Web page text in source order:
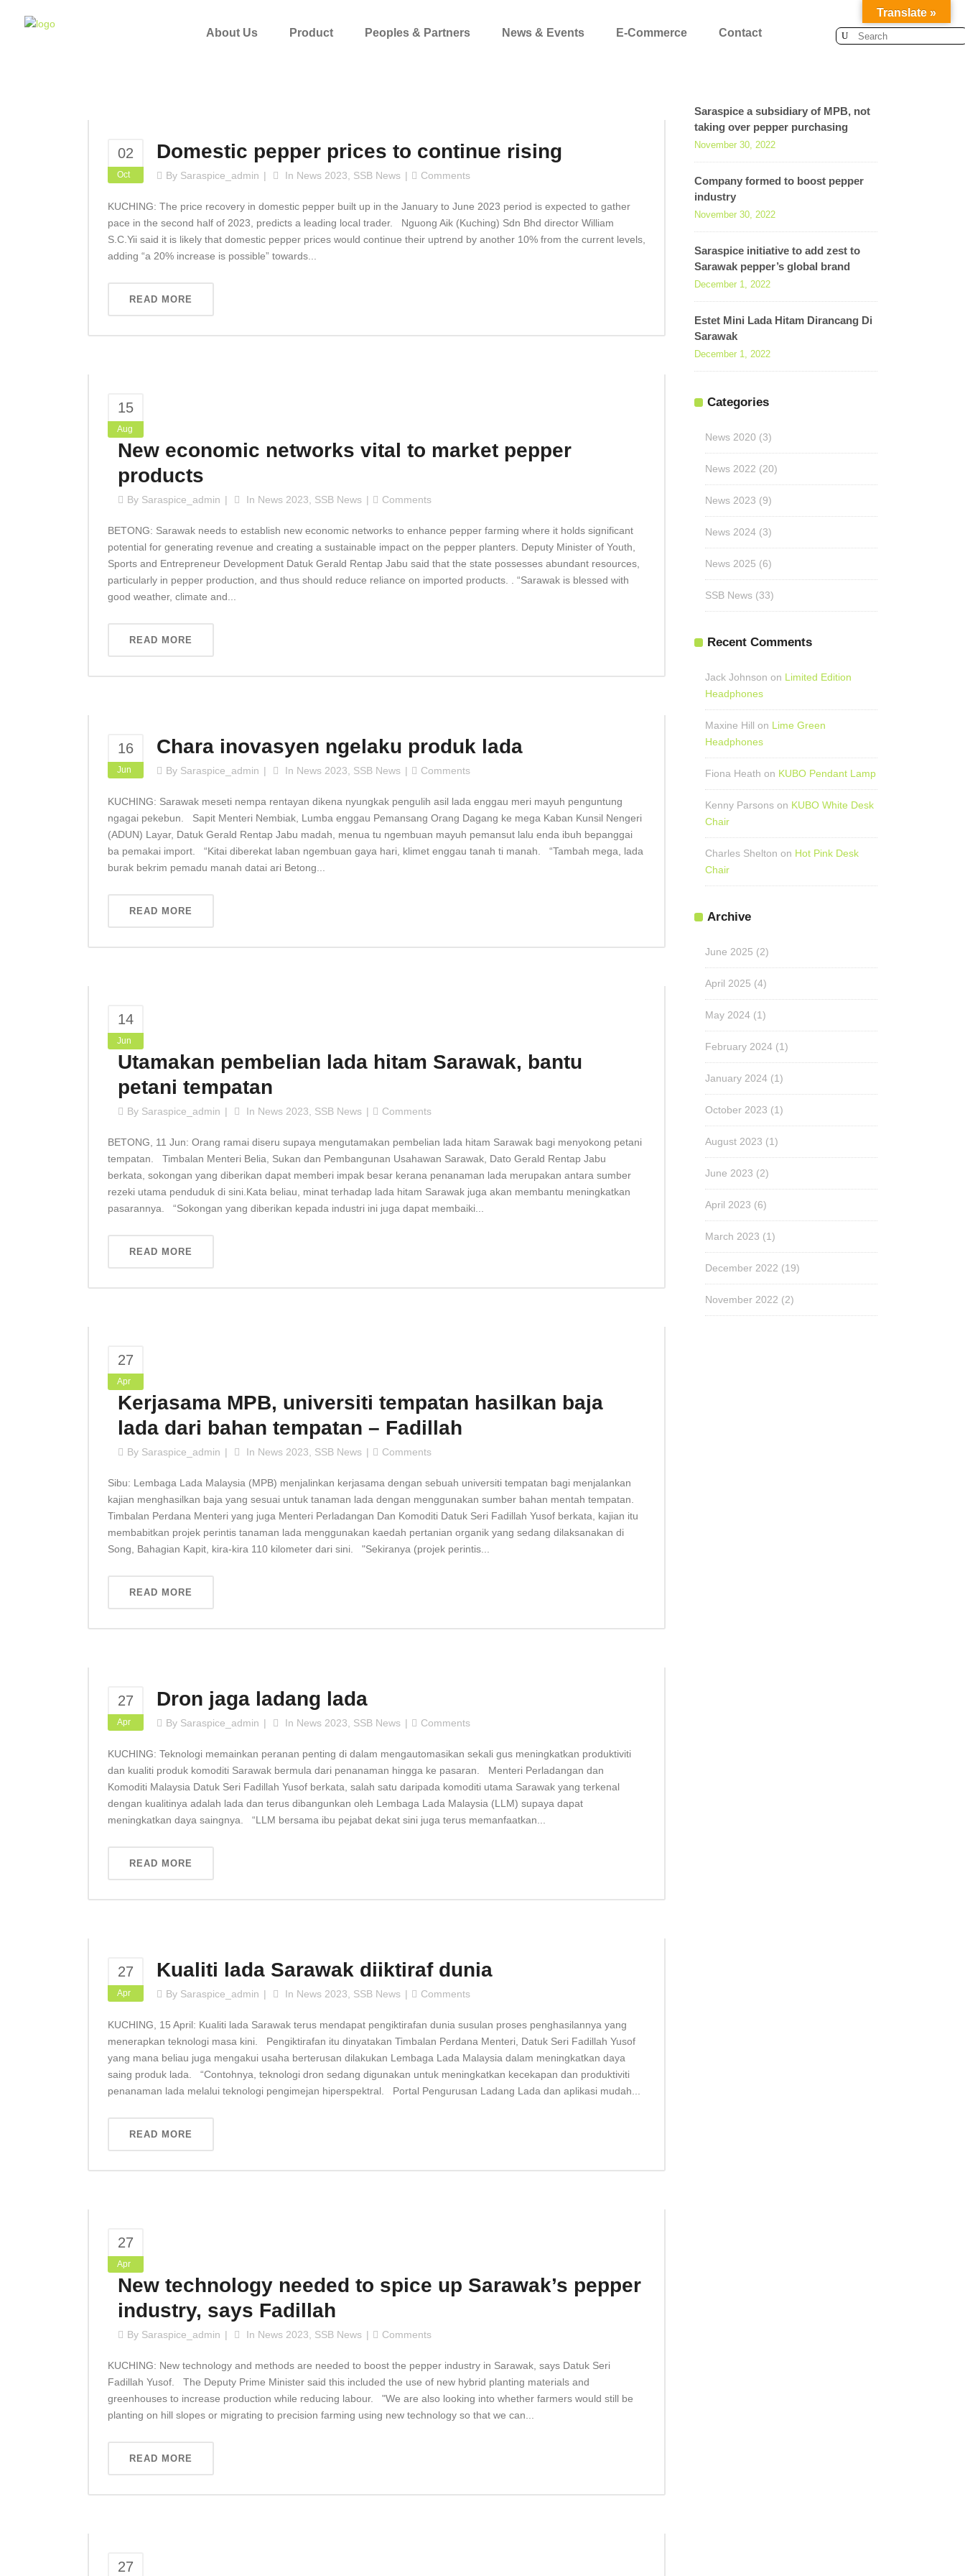
About Us Product Peoples & Partners News & Events E-Commerce Contact
Search
02
Oct
Domestic pepper prices to continue rising
By Saraspice_admin In News 2023 SSB News Comments
KUCHING: The price recovery in domestic pepper built up in the January to June 2023 period is expected to gather
pace in the second half of 2023, predicts a leading local trader. Nguong Aik (Kuching) Sdn Bhd director William
S.C.Yii said it is likely that domestic pepper prices would continue their uptrend by another 10% from the current levels,
adding “a 20% increase is possible” towards...
READ MORE
15
Aug
New economic networks vital to market pepper
products
By Saraspice_admin In News 2023 SSB News Comments
BETONG: Sarawak needs to establish new economic networks to enhance pepper farming where it holds significant
potential for generating revenue and creating a sustainable impact on the pepper planters. Deputy Minister of Youth,
Sports and Entrepreneur Development Datuk Gerald Rentap Jabu said that the state possesses abundant resources,
particularly in pepper production, and thus should reduce reliance on imported products. . “Sarawak is blessed with
good weather, climate and...
READ MORE
16
Jun
Chara inovasyen ngelaku produk lada
By Saraspice_admin In News 2023 SSB News Comments
KUCHING: Sarawak meseti nempa rentayan dikena nyungkak pengulih asil lada enggau meri mayuh penguntung
ngagai pekebun. Sapit Menteri Nembiak, Lumba enggau Pemansang Orang Dagang ke mega Kaban Kunsil Nengeri
(ADUN) Layar, Datuk Gerald Rentap Jabu madah, menua tu ngembuan mayuh pemansut lalu enda ibuh bepanggai
ba pemakai import. “Kitai diberekat laban ngembuan gaya hari, klimet enggau tanah ti manah. “Tambah mega, lada
burak bekrim pemadu manah datai ari Betong...
READ MORE
14
Jun
Utamakan pembelian lada hitam Sarawak, bantu
petani tempatan
By Saraspice_admin In News 2023 SSB News Comments
BETONG, 11 Jun: Orang ramai diseru supaya mengutamakan pembelian lada hitam Sarawak bagi menyokong petani
tempatan. Timbalan Menteri Belia, Sukan dan Pembangunan Usahawan Sarawak, Dato Gerald Rentap Jabu
berkata, sokongan yang diberikan dapat memberi impak besar kerana penanaman lada merupakan antara sumber
rezeki utama penduduk di sini.Kata beliau, minat terhadap lada hitam Sarawak juga akan membantu meningkatkan
pasarannya. “Sokongan yang diberikan kepada industri ini juga dapat membaiki...
READ MORE
27
Apr
Kerjasama MPB, universiti tempatan hasilkan baja
lada dari bahan tempatan – Fadillah
By Saraspice_admin In News 2023 SSB News Comments
Sibu: Lembaga Lada Malaysia (MPB) menjalinkan kerjasama dengan sebuah universiti tempatan bagi menjalankan
kajian menghasilkan baja yang sesuai untuk tanaman lada dengan menggunakan sumber bahan mentah tempatan.
Timbalan Perdana Menteri yang juga Menteri Perladangan Dan Komoditi Datuk Seri Fadillah Yusof berkata, kajian itu
membabitkan projek perintis tanaman lada menggunakan kaedah pertanian organik yang sedang dilaksanakan di
Song, Bahagian Kapit, kira-kira 110 kilometer dari sini. "Sekiranya (projek perintis...
READ MORE
27
Apr
Dron jaga ladang lada
By Saraspice_admin In News 2023 SSB News Comments
KUCHING: Teknologi memainkan peranan penting di dalam mengautomasikan sekali gus meningkatkan produktiviti
dan kualiti produk komoditi Sarawak bermula dari penanaman hingga ke pasaran. Menteri Perladangan dan
Komoditi Malaysia Datuk Seri Fadillah Yusof berkata, salah satu daripada komoditi utama Sarawak yang terkenal
dengan kualitinya adalah lada dan terus dibangunkan oleh Lembaga Lada Malaysia (LLM) supaya dapat
meningkatkan daya saingnya. “LLM bersama ibu pejabat dekat sini juga terus memanfaatkan...
READ MORE
27
Apr
Kualiti lada Sarawak diiktiraf dunia
By Saraspice_admin In News 2023 SSB News Comments
KUCHING, 15 April: Kualiti lada Sarawak terus mendapat pengiktirafan dunia susulan proses penghasilannya yang
menerapkan teknologi masa kini. Pengiktirafan itu dinyatakan Timbalan Perdana Menteri, Datuk Seri Fadillah Yusof
yang mana beliau juga mengakui usaha berterusan dilakukan Lembaga Lada Malaysia dalam meningkatkan daya
saing produk lada. “Contohnya, teknologi dron sedang digunakan untuk meningkatkan kecekapan dan produktiviti
penanaman lada melalui teknologi pengimejan hiperspektral. Portal Pengurusan Ladang Lada dan aplikasi mudah...
READ MORE
27
Apr
New technology needed to spice up Sarawak’s pepper
industry, says Fadillah
By Saraspice_admin In News 2023 SSB News Comments
KUCHING: New technology and methods are needed to boost the pepper industry in Sarawak, says Datuk Seri
Fadillah Yusof. The Deputy Prime Minister said this included the use of new hybrid planting materials and
greenhouses to increase production while reducing labour. "We are also looking into whether farmers would still be
planting on hill slopes or migrating to precision farming using new technology so that we can...
READ MORE
27
Saraspice a subsidiary of MPB, not
taking over pepper purchasing
November 30, 2022
Company formed to boost pepper
industry
November 30, 2022
Saraspice initiative to add zest to
Sarawak pepper’s global brand
December 1, 2022
Estet Mini Lada Hitam Dirancang Di
Sarawak
December 1, 2022
Categories
News 2020 (3)
News 2022 (20)
News 2023 (9)
News 2024 (3)
News 2025 (6)
SSB News (33)
Recent Comments
Jack Johnson on Limited Edition
Headphones
Maxine Hill on Lime Green
Headphones
Fiona Heath on KUBO Pendant Lamp
Kenny Parsons on KUBO White Desk
Chair
Charles Shelton on Hot Pink Desk
Chair
Archive
June 2025 (2)
April 2025 (4)
May 2024 (1)
February 2024 (1)
January 2024 (1)
October 2023 (1)
August 2023 (1)
June 2023 (2)
April 2023 (6)
March 2023 (1)
December 2022 (19)
November 2022 (2)
Translate »